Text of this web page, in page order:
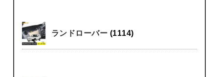
ランドローバー (1114)